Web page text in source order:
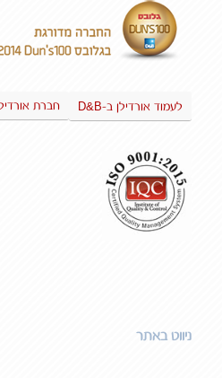
לעמוד אורדילן ב-D&B חברת
ניווט באתר